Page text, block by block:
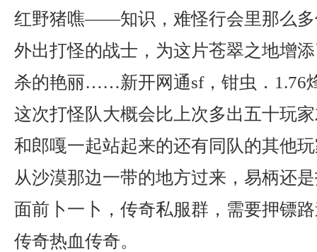
红野猪噍——知识，难怪行会里那么多
外出打怪的战士，为这片苍翠之地增
杀的艳丽……新开网通sf，钳虫．1.76
这次打怪队大概会比上次多出五十玩
和郎嘎一起站起来的还有同队的其他
从沙漠那边一带的地方过来，易柄还
面前卜一卜，传奇私服群，需要押镖
传奇热血传奇。